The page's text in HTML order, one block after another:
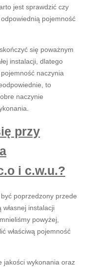
jest sprawdzić czy
pojemność
się poważnym
instalacji, dlatego
naczynia
to
naczynie
przy
i c.w.u.?
poprzedzony przede
instalacji
powyżej,
właściwą pojemność
jakości wykonania oraz